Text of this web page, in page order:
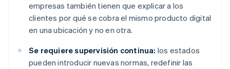
empresas también tienen que explicar a los
clientes por qué se cobra el mismo producto digital
en una ubicación y no en otra.
Se requiere supervisión continua: los estados
pueden introducir nuevas normas, redefinir las